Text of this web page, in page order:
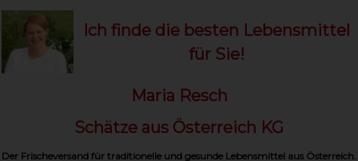
Ich finde die besten Lebensmittel
für Sie!
Maria Resch
Schätze aus Österreich KG
Der Frischeversand für traditionelle und gesunde Lebensmittel aus Österreich.